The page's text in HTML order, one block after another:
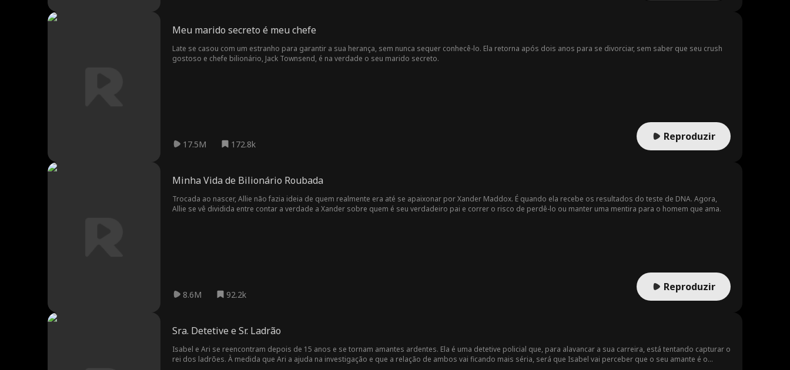
Meu marido secreto é meu chefe
Late se casou com um estranho para garantir a sua herança, sem nunca sequer conhecê-lo. Ela retorna após dois anos para se divorciar, sem saber que seu crush
gostoso e chefe bilionário, Jack Townsend, é na verdade o seu marido secreto.
17.5M 172.8k
Reproduzir
Minha Vida de Bilionário Roubada
Trocada ao nascer, Allie não fazia ideia de quem realmente era até se apaixonar por Xander Maddox. É quando ela recebe os resultados do teste de DNA. Agora,
Allie se vê dividida entre contar a verdade a Xander sobre quem é seu verdadeiro pai e correr o risco de perdê-lo ou manter uma mentira para o homem que ama.
8.6M 92.2k
Reproduzir
Sra. Detetive e Sr. Ladrão
Isabel e Ari se reencontram depois de 15 anos e se tornam amantes ardentes. Ela é uma detetive policial que, para alavancar a sua carreira, está tentando capturar o
rei dos ladrões. À medida que Ari a ajuda na investigação e que a relação de ambos vai ficando mais séria, será que Isabel vai perceber que o seu amante é o